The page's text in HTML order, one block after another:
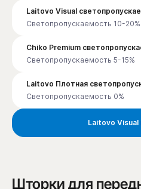
Laitovo Visual
Светопропускаемость 10-20%
Chiko Premium
Светопропускаемость 5-15%
Laitovo Плотная
Светопропускаемость 0%
Laitovo Visual
Шторки для